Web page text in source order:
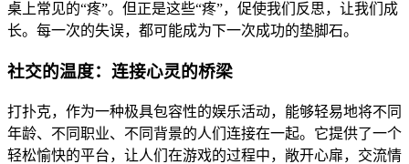
桌上常见的“疼”。但正是这些“疼”，促使我们反思，让我们成
长。每一次的失误，都可能成为下一次成功的垫脚石。
社交的温度：连接心灵的桥梁
打扑克，作为一种极具包容性的娱乐活动，能够轻易地将不同
年龄、不同职业、不同背景的人们连接在一起。它提供了一个
轻松愉快的平台，让人们在游戏的过程中，敞开心扉，交流情